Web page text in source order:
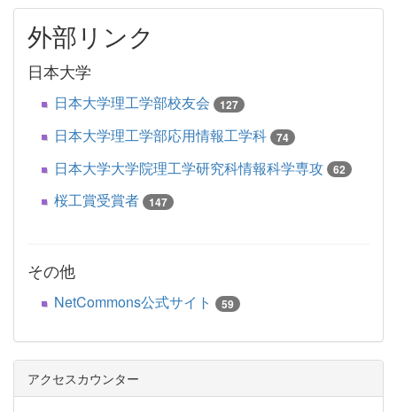
外部リンク
日本大学
日本大学理工学部校友会 127
日本大学理工学部応用情報工学科 74
日本大学大学院理工学研究科情報科学専攻 62
桜工賞受賞者 147
その他
NetCommons公式サイト 59
アクセスカウンター